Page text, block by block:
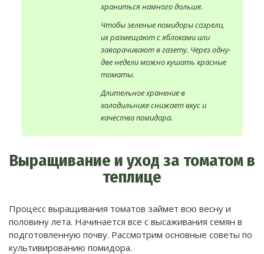
храниться намного дольше.
Чтобы зеленые помидоры созрели,
их размещают с яблоками или
заворачивают в газету. Через одну-
две недели можно кушать красные
томаты.
Длительное хранение в
холодильнике снижает вкус и
качества помидора.
Выращивание и уход за томатом в
теплице
Процесс выращивания томатов займет всю весну и
половину лета. Начинается все с высаживания семян в
подготовленную почву. Рассмотрим основные советы по
культивированию помидора.